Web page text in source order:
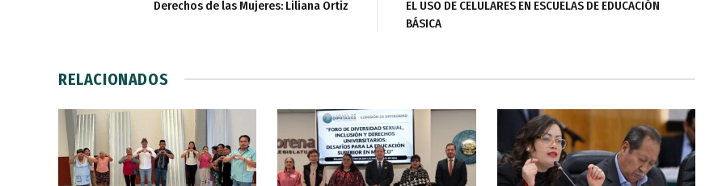
Derechos de las Mujeres: Liliana Ortiz
EL USO DE CELULARES EN ESCUELAS DE EDUCACIÓN
BÁSICA
RELACIONADOS